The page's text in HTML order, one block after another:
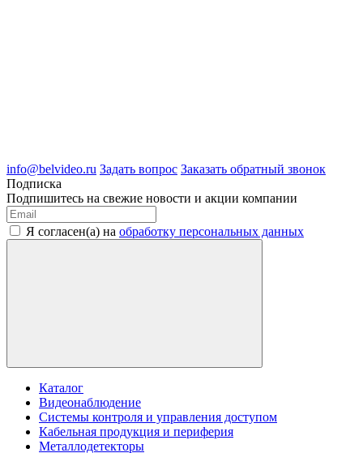
info@belvideo.ru Задать вопрос Заказать обратный звонок
Подписка
Подпишитесь на свежие новости и акции компании
Я согласен(а) на обработку персональных данных
Каталог
Видеонаблюдение
Системы контроля и управления доступом
Кабельная продукция и периферия
Металлодетекторы